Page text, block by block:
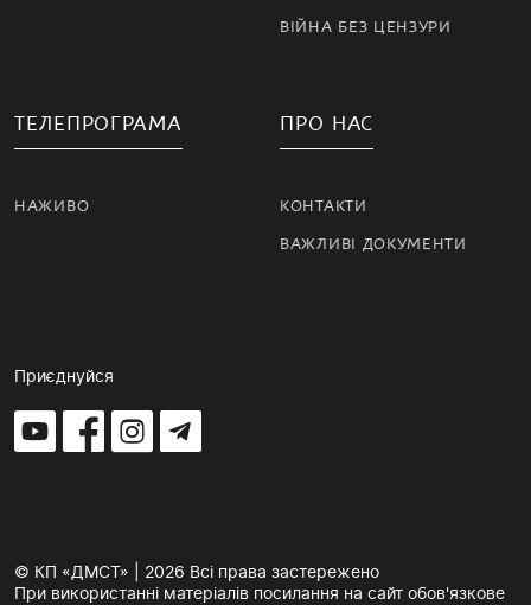
ВІЙНА БЕЗ ЦЕНЗУРИ
ТЕЛЕПРОГРАМА
НАЖИВО
ПРО НАС
КОНТАКТИ
ВАЖЛИВІ ДОКУМЕНТИ
Приєднуйся
© КП «ДМСТ» | 2026 Всі права застережено
При використанні матеріалів посилання на сайт обов'язкове